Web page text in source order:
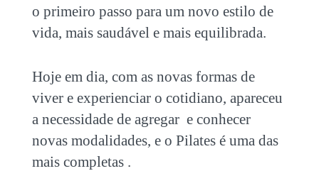
o primeiro passo para um novo estilo de
vida, mais saudável e mais equilibrada.
Hoje em dia, com as novas formas de
viver e experienciar o cotidiano, apareceu
a necessidade de agregar e conhecer
novas modalidades, e o Pilates é uma das
mais completas .